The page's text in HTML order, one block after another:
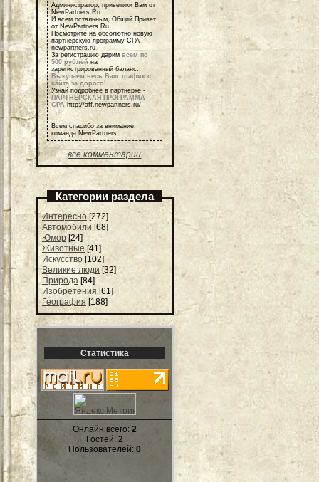
Администратор, приветики Вам от
NewPartners.Ru
И всем остальным, Общий Привет
от NewPartners.Ru
Посмотрите на обсолютно новую
партнерскую программу СРА
newpartners.ru
За регистрацию дарим всем по
500 рублей на
зарегистрированный баланс.
Выкупаем весь Ваш трафик с
сайта за дорого!
Узнай подробнее в партнерке -
ПАРТНЕРСКАЯ ПРОГРАММА
СРА http://aff.newpartners.ru/
Всем спасибо за внимание,
команда NewPartners
все комментарии
Категории раздела
Интересно [272]
Автомобили [68]
Юмор [24]
Животные [41]
Искусство [102]
Великие люди [32]
Природа [84]
Изобретения [61]
География [188]
Статистика
Онлайн всего: 2
Гостей: 2
Пользователей: 0